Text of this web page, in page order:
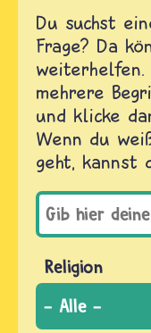
Du suchst
Frage? Da
mehrere
und klicke
Wenn du
geht, kannst
Religion